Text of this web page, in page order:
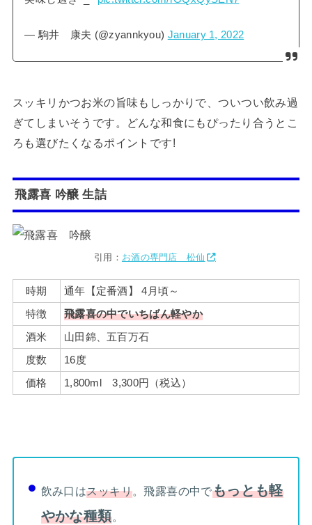
— 駒井 康夫 (@zyannkyou) January 1, 2022
スッキリかつお米の旨味もしっかりで、ついつい飲み過
ぎてしまいそうです。どんな和食にもぴったり合うとこ
ろも選びたくなるポイントです!
飛露喜 吟醸 生詰
引用： お酒の専門店 松仙
時期 通年【定番酒】 4月頃～
特徴 飛露喜の中でいちばん軽やか
酒米 山田錦、五百万石
度数 16度
価格 1,800ml 3,300円（税込）
飲み口はスッキリ。飛露喜の中でもっとも軽
やかな種類。